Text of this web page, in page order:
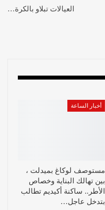
العيالات تبلاو بالكرة…
أخبار الساعة
مستوصف لوكاغ بميدلت ،
بين تهالك البناية وخصاص
الأطر.. ساكنة أكيديم تطالب
بتدخل عاجل…